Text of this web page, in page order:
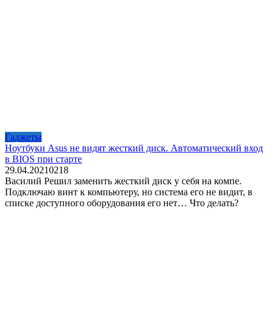
Гаджеты
Ноутбуки Asus не видят жесткий диск. Автоматический вход
в BIOS при старте
29.04.20210218
Василий Решил заменить жесткий диск у себя на компе.
Подключаю винт к компьютеру, но система его не видит, в
списке доступного оборудования его нет… Что делать?